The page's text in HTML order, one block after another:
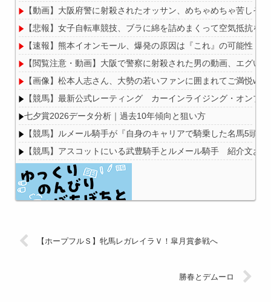
Powered by livedoor 相互RSS
【動画】大阪府警に射殺されたオッサン、めちゃめちゃ苦しそ
【悲報】女子自転車競技、ブラに綿を詰めまくって空気抵抗を
【速報】熊本イオンモール、爆発の原因は『これ』の可能性
【閲覧注意・動画】大阪で警察に射殺された男の動画、エグ
【画像】松本人志さん、大勢の若いファンに囲まれてご満悦
【競馬】最新公式レーティング カーインライジング・オン
七夕賞2026データ分析｜過去10年傾向と狙い方
【競馬】ルメール騎手が『自身のキャリアで騎乗した名馬5頭』
【競馬】アスコットにいる武豊騎手とルメール騎手 紹介文お
【ホープフルＳ】牝馬レガレイラＶ！皐月賞参戦へ
勝春とデムーロ